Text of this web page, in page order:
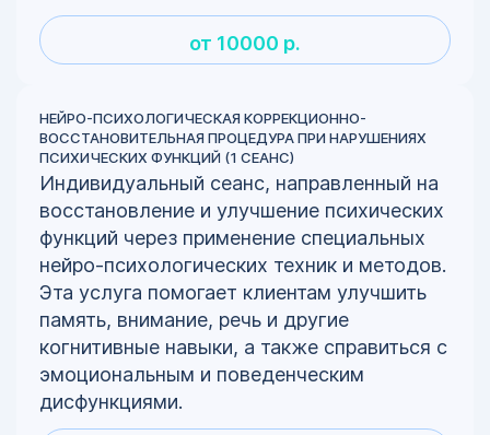
от 10000 р.
НЕЙРО-ПСИХОЛОГИЧЕСКАЯ КОРРЕКЦИОННО-
ВОССТАНОВИТЕЛЬНАЯ ПРОЦЕДУРА ПРИ НАРУШЕНИЯХ
ПСИХИЧЕСКИХ ФУНКЦИЙ (1 СЕАНС)
Индивидуальный сеанс, направленный на
восстановление и улучшение психических
функций через применение специальных
нейро-психологических техник и методов.
Эта услуга помогает клиентам улучшить
память, внимание, речь и другие
когнитивные навыки, а также справиться с
эмоциональным и поведенческим
дисфункциями.